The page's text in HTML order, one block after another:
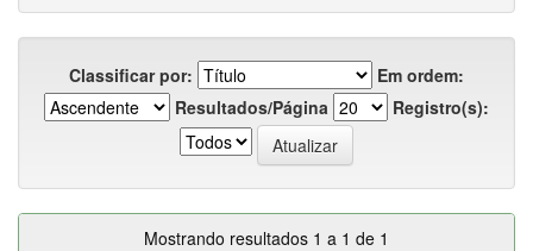
Classificar por:
Em ordem:
Resultados/Página
Registro(s):
Mostrando resultados 1 a 1 de 1